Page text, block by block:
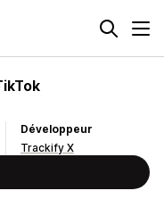
Développeur
Trackify X